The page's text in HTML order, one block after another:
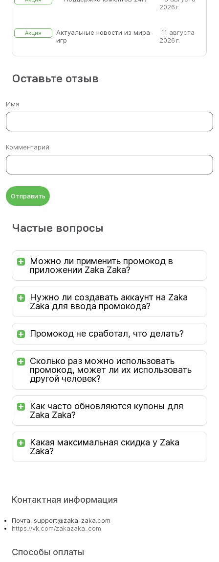
2026 г.
Акция
Актуальные новости из мира
игр
11 августа
2026 г.
Оставьте отзыв
Имя
Комментарий
Отправить
Частые вопросы
Можно ли применить промокод в
приложении Zaka Zaka?
Нужно ли создавать аккаунт на Zaka
Zaka для ввода промокода?
Промокод не сработал, что делать?
Сколько раз можно использовать
промокод, может ли их использовать
другой человек?
Как часто обновляются купоны для
Zaka Zaka?
Какая максимальная скидка у Zaka
Zaka?
Контактная информация
Почта: support@zaka-zaka.com
https://vk.com/zakazaka_com
Способы оплаты